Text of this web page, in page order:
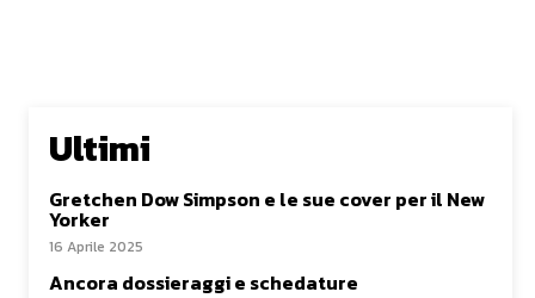
Ultimi
Gretchen Dow Simpson e le sue cover per il New
Yorker
16 Aprile 2025
Ancora dossieraggi e schedature